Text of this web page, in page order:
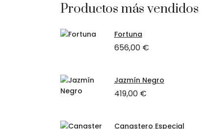
Productos más vendidos
Fortuna
656,00 €
Jazmín Negro
419,00 €
Canastero Especial